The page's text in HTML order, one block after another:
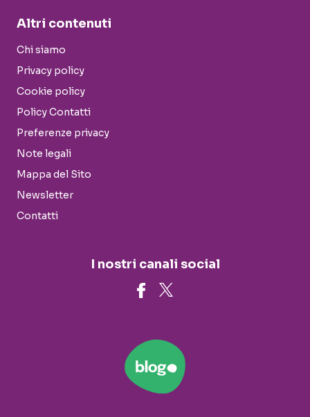
Altri contenuti
Chi siamo
Privacy policy
Cookie policy
Policy Contatti
Preferenze privacy
Note legali
Mappa del Sito
Newsletter
Contatti
I nostri canali social